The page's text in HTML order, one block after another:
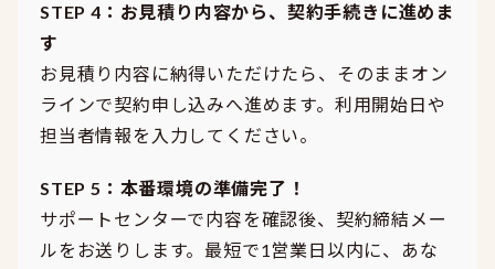
STEP 4：お見積り内容から、契約手続きに進めま
す
お見積り内容に納得いただけたら、そのままオン
ラインで契約申し込みへ進めます。利用開始日や
担当者情報を入力してください。
STEP 5：本番環境の準備完了！
サポートセンターで内容を確認後、契約締結メー
ルをお送りします。最短で1営業日以内に、あな